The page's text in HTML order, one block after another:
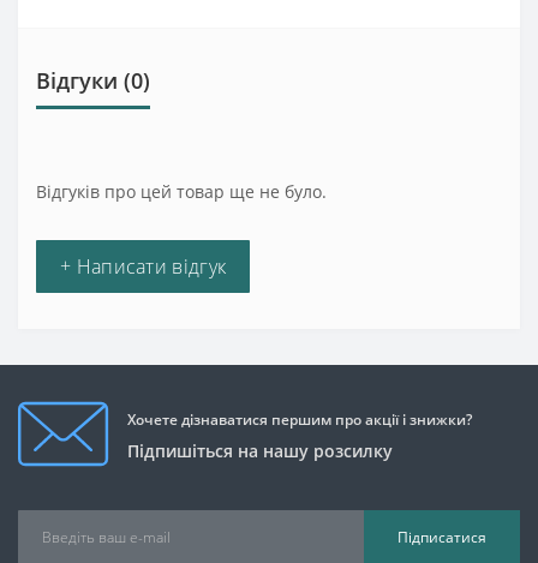
Відгуки (0)
Відгуків про цей товар ще не було.
+ Написати відгук
Хочете дізнаватися першим про акції і знижки?
Підпишіться на нашу розсилку
Підписатися